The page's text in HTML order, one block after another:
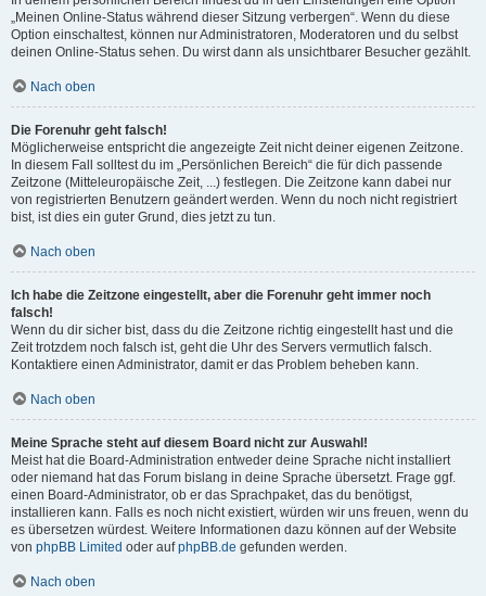
„Meinen Online-Status während dieser Sitzung verbergen“. Wenn du diese
Option einschaltest, können nur Administratoren, Moderatoren und du selbst
deinen Online-Status sehen. Du wirst dann als unsichtbarer Besucher gezählt.
Nach oben
Die Forenuhr geht falsch!
Möglicherweise entspricht die angezeigte Zeit nicht deiner eigenen Zeitzone.
In diesem Fall solltest du im „Persönlichen Bereich“ die für dich passende
Zeitzone (Mitteleuropäische Zeit, ...) festlegen. Die Zeitzone kann dabei nur
von registrierten Benutzern geändert werden. Wenn du noch nicht registriert
bist, ist dies ein guter Grund, dies jetzt zu tun.
Nach oben
Ich habe die Zeitzone eingestellt, aber die Forenuhr geht immer noch
falsch!
Wenn du dir sicher bist, dass du die Zeitzone richtig eingestellt hast und die
Zeit trotzdem noch falsch ist, geht die Uhr des Servers vermutlich falsch.
Kontaktiere einen Administrator, damit er das Problem beheben kann.
Nach oben
Meine Sprache steht auf diesem Board nicht zur Auswahl!
Meist hat die Board-Administration entweder deine Sprache nicht installiert
oder niemand hat das Forum bislang in deine Sprache übersetzt. Frage ggf.
einen Board-Administrator, ob er das Sprachpaket, das du benötigst,
installieren kann. Falls es noch nicht existiert, würden wir uns freuen, wenn du
es übersetzen würdest. Weitere Informationen dazu können auf der Website
von phpBB Limited oder aufphpBB.de gefunden werden.
Nach oben